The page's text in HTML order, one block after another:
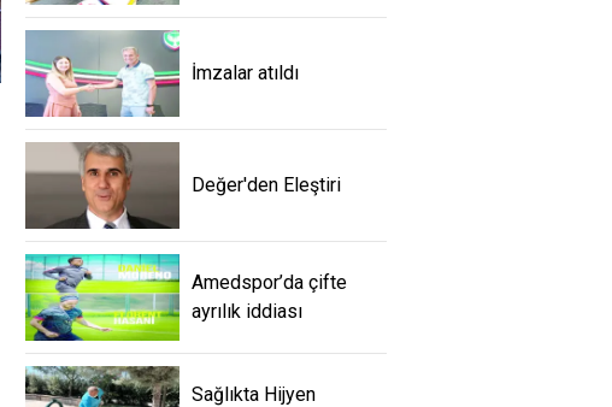
İmzalar atıldı
Değer'den Eleştiri
Amedspor’da çifte
ayrılık iddiası
Sağlıkta Hijyen